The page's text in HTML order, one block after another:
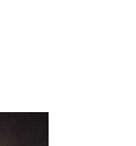
por la Barcelona de